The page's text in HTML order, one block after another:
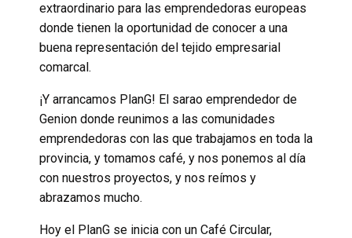
extraordinario para las emprendedoras europeas
donde tienen la oportunidad de conocer a una
buena representación del tejido empresarial
comarcal.
¡Y arrancamos PlanG! El sarao emprendedor de
Genion donde reunimos a las comunidades
emprendedoras con las que trabajamos en toda la
provincia, y tomamos café, y nos ponemos al día
con nuestros proyectos, y nos reímos y
abrazamos mucho.
Hoy el PlanG se inicia con un Café Circular,